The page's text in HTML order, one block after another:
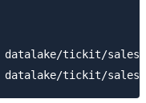
tickit/sales/